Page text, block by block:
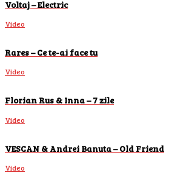
Voltaj – Electric
Video
Rares – Ce te-ai face tu
Video
Florian Rus & Inna – 7 zile
Video
VESCAN & Andrei Banuta – Old Friend
Video